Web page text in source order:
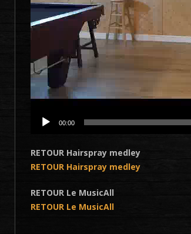
00:00
RETOUR Hairspray medley
RETOUR Hairspray medley
RETOUR Le MusicAll
RETOUR Le MusicAll